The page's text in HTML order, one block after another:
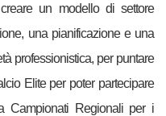
un modello di settore
una pianificazione e una
professionistica, per puntare
Elite per poter partecipare
Campionati Regionali per i